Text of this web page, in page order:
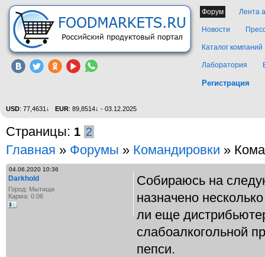
Форум Лента
Новости
Каталог компаний
Лаборатория
Регистрация
USD: 77,4631↓ EUR: 89,8514↓ - 03.12.2025
Страницы: 1 2
Главная » Форумы » Командировки »
04.06.2020 10:36
Darkhold
Город: Мытищи
Карма: 0.06
Собираюсь на
назначено
ли еще
слабоалкогольной
пепси.